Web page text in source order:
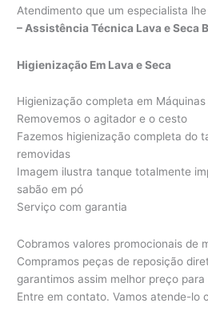
Atendimento que um especialista
– Assistência Técnica Lava e Seca
Higienização Em Lava e Seca
Higienização completa em
Removemos o agitador e o cesto
Fazemos higienização completa do
removidas
Imagem ilustra tanque totalmente
sabão em pó
Serviço com garantia
Cobramos valores promocionais de
Compramos peças de reposição
garantimos assim melhor preço
Entre em contato. Vamos atende-lo